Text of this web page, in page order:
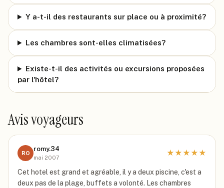
Y a-t-il des restaurants sur place ou à proximité?
Les chambres sont-elles climatisées?
Existe-t-il des activités ou excursions proposées
par l'hôtel?
Avis voyageurs
RO
romy.34
mai 2007
★★★★★
Cet hotel est grand et agréable, il y a deux piscine, c'est a
deux pas de la plage, buffets a volonté. Les chambres